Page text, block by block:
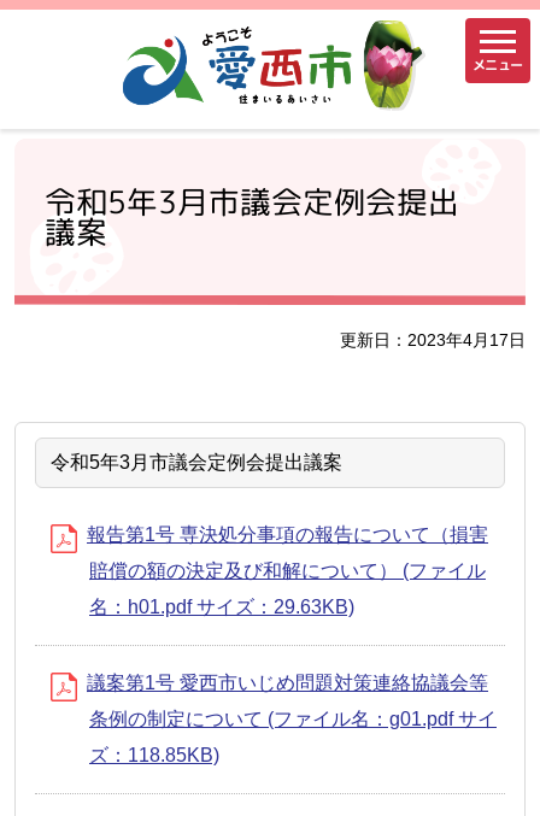
メニュー
令和5年3月市議会定例会提出
議案
更新日：2023年4月17日
令和5年3月市議会定例会提出議案
報告第1号 専決処分事項の報告について（損害
賠償の額の決定及び和解について） (ファイル
名：h01.pdf サイズ：29.63KB)
議案第1号 愛西市いじめ問題対策連絡協議会等
条例の制定について (ファイル名：g01.pdf サイ
ズ：118.85KB)